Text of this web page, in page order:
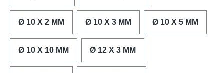
Ø 10 X 2 MM Ø 10 X 3 MM Ø 10 X 5 MM
Ø 10 X 10 MM Ø 12 X 3 MM